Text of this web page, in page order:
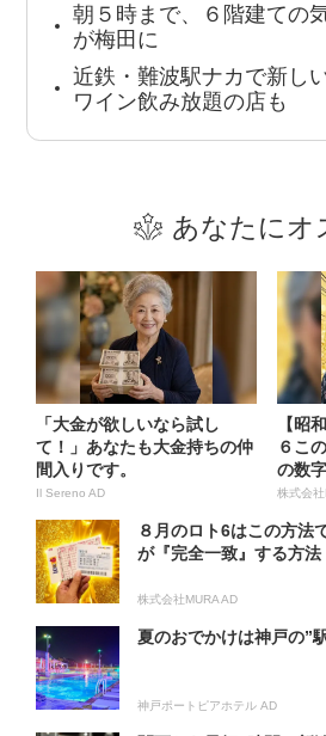
朝５時まで、６階建ての
が梅田に
近鉄・難波駅ナカで新し
ワイン飲み放題の店も
あなたにオ
「大金が欲しいなら試し
て！」あなたも大金持ちの仲
間入りです。
Il Sereno AD
【昭
６こ
の数
方...
株式会
８月のロト6はこの方法
が『完全一致』する方法
株式会社MURA AD
夏のおでかけは神戸の”
神戸ポートピアホテル AD